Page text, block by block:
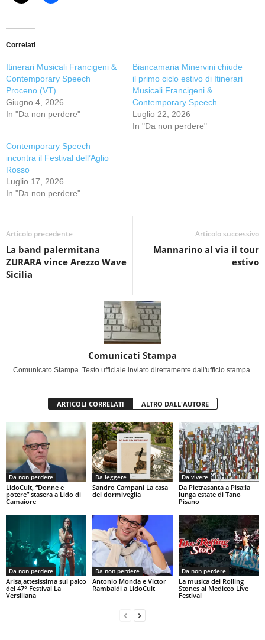
Correlati
Itinerari Musicali Francigeni &
Contemporary Speech
Proceno (VT)
Giugno 4, 2026
In "Da non perdere"
Biancamaria Minervini chiude
il primo ciclo estivo di Itinerari
Musicali Francigeni &
Contemporary Speech
Luglio 22, 2026
In "Da non perdere"
Contemporary Speech
incontra il Festival dell’Aglio
Rosso
Luglio 17, 2026
In "Da non perdere"
Articolo precedente
La band palermitana
ZURARA vince Arezzo Wave
Sicilia
Articolo successivo
Mannarino al via il tour
estivo
Comunicati Stampa
Comunicato Stampa. Testo ufficiale inviato direttamente dall'ufficio stampa.
ARTICOLI CORRELATI ALTRO DALL'AUTORE
Da non perdere
LidoCult, “Donne e
potere” stasera a Lido di
Camaiore
Da leggere
Sandro Campani La casa
del dormiveglia
Da vivere
Da Pietrasanta a Pisa:la
lunga estate di Tano
Pisano
Da non perdere
Arisa,attesissima sul palco
del 47° Festival La
Versiliana
Da non perdere
Antonio Monda e Victor
Rambaldi a LidoCult
Da non perdere
La musica dei Rolling
Stones al Mediceo Live
Festival